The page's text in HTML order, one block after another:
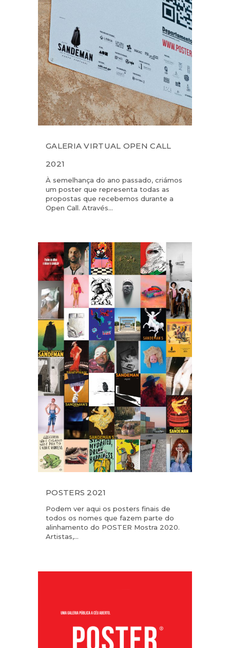
GALERIA VIRTUAL OPEN CALL
2021
À semelhança do ano passado, criámos
um poster que representa todas as
propostas que recebemos durante a
Open Call. Através...
POSTERS 2021
Podem ver aqui os posters finais de
todos os nomes que fazem parte do
alinhamento do POSTER Mostra 2020.
Artistas,...